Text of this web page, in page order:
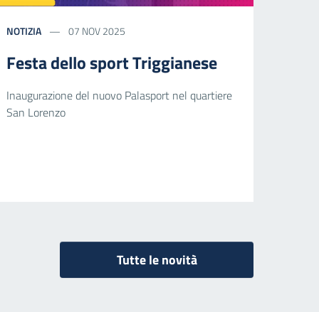
NOTIZIA 07 NOV 2025
Festa dello sport Triggianese
Inaugurazione del nuovo Palasport nel quartiere
San Lorenzo
Tutte le novità